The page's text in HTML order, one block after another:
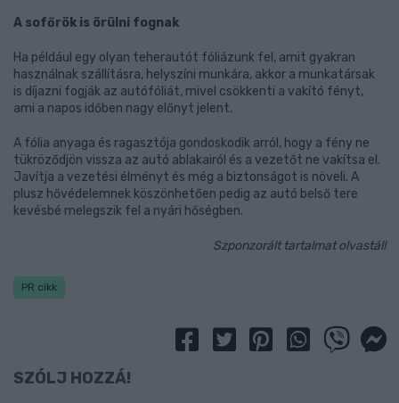
A sofőrök is örülni fognak
Ha például egy olyan teherautót fóliázunk fel, amit gyakran
használnak szállításra, helyszíni munkára, akkor a munkatársak
is díjazni fogják az autófóliát, mivel csökkenti a vakító fényt,
ami a napos időben nagy előnyt jelent.
A fólia anyaga és ragasztója gondoskodik arról, hogy a fény ne
tükröződjön vissza az autó ablakairól és a vezetőt ne vakítsa el.
Javítja a vezetési élményt és még a biztonságot is növeli. A
plusz hővédelemnek köszönhetően pedig az autó belső tere
kevésbé melegszik fel a nyári hőségben.
Szponzorált tartalmat olvastál!
PR cikk
SZÓLJ HOZZÁ!